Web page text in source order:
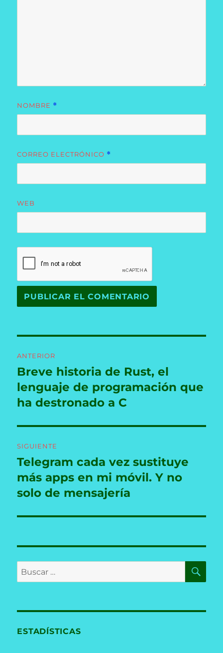
NOMBRE *
CORREO ELECTRÓNICO *
WEB
de
entradas
ANTERIOR
Entrada
anterior:
Breve historia de Rust, el
lenguaje de programación que
ha destronado a C
SIGUIENTE
Entrada
siguiente:
Telegram cada vez sustituye
más apps en mi móvil. Y no
solo de mensajería
Buscar
por:
ESTADÍSTICAS